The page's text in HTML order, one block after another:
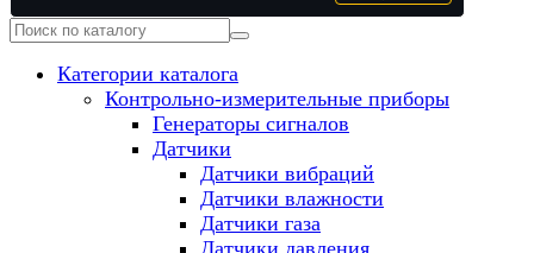
Категории каталога
Контрольно-измерительные приборы
Генераторы сигналов
Датчики
Датчики вибраций
Датчики влажности
Датчики газа
Датчики давления